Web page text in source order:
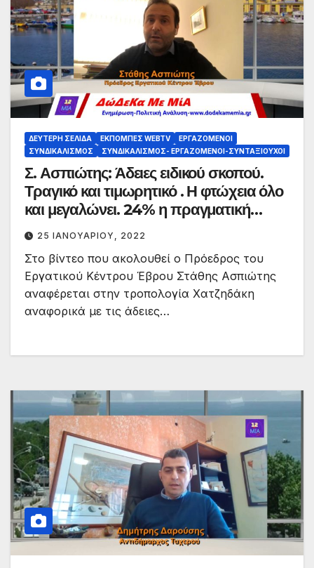
ΔΕΎΤΕΡΗ ΣΕΛΊΔΑ ΕΚΠΟΜΠΈΣ WEBTV
ΕΡΓΑΖΌΜΕΝΟΙ
ΣΥΝΔΙΚΑΛΙΣΜΌΣ
ΣΥΝΔΙΚΑΛΙΣΜΌΣ- ΕΡΓΑΖΌΜΕΝΟΙ-ΣΥΝΤΑΞΙΟΎΧΟΙ
Σ. Ασπιώτης: Άδειες ειδικού σκοπού.
Τραγικό και τιμωρητικό . Η φτώχεια όλο
και μεγαλώνει. 24% η πραγματική
ανεργία.
25 ΙΑΝΟΥΑΡΊΟΥ, 2022
Στο βίντεο που ακολουθεί ο Πρόεδρος του
Εργατικού Κέντρου Έβρου Στάθης Ασπιώτης
αναφέρεται στην τροπολογία Χατζηδάκη
αναφορικά με τις άδειες…